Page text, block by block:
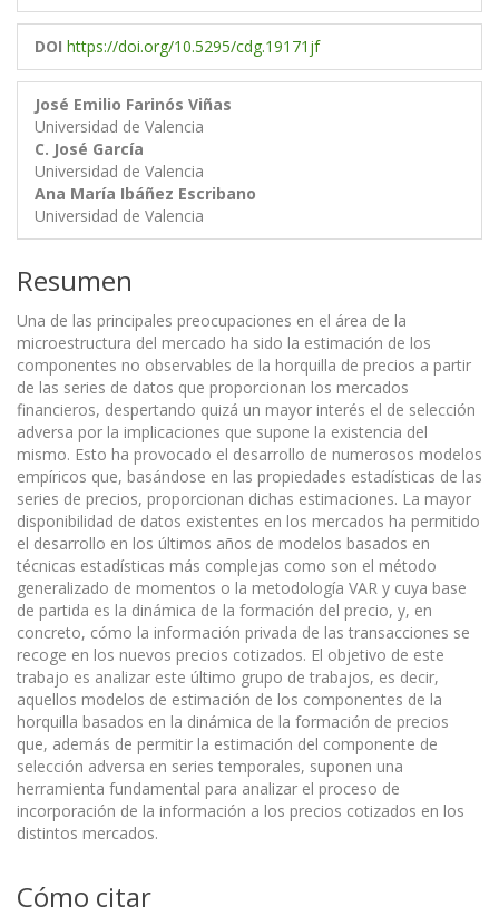
DOI https://doi.org/10.5295/cdg.19171jf
José Emilio Farinós Viñas
Universidad de Valencia
C. José García
Universidad de Valencia
Ana María Ibáñez Escribano
Universidad de Valencia
Resumen
Una de las principales preocupaciones en el área de la
microestructura del mercado ha sido la estimación de los
componentes no observables de la horquilla de precios a partir
de las series de datos que proporcionan los mercados
financieros, despertando quizá un mayor interés el de selección
adversa por la implicaciones que supone la existencia del
mismo. Esto ha provocado el desarrollo de numerosos modelos
empíricos que, basándose en las propiedades estadísticas de las
series de precios, proporcionan dichas estimaciones. La mayor
disponibilidad de datos existentes en los mercados ha permitido
el desarrollo en los últimos años de modelos basados en
técnicas estadísticas más complejas como son el método
generalizado de momentos o la metodología VAR y cuya base
de partida es la dinámica de la formación del precio, y, en
concreto, cómo la información privada de las transacciones se
recoge en los nuevos precios cotizados. El objetivo de este
trabajo es analizar este último grupo de trabajos, es decir,
aquellos modelos de estimación de los componentes de la
horquilla basados en la dinámica de la formación de precios
que, además de permitir la estimación del componente de
selección adversa en series temporales, suponen una
herramienta fundamental para analizar el proceso de
incorporación de la información a los precios cotizados en los
distintos mercados.
Cómo citar